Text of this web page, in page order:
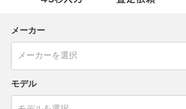
メーカー
モデル